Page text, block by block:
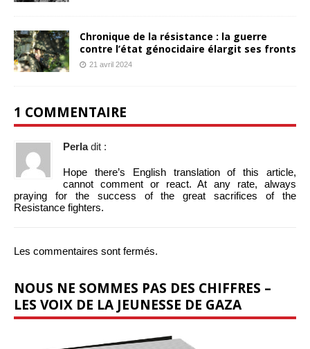
Chronique de la résistance : la guerre
contre l’état génocidaire élargit ses fronts
21 avril 2024
1 COMMENTAIRE
Perla dit :
Hope there’s English translation of this article,
cannot comment or react. At any rate, always
praying for the success of the great sacrifices of the
Resistance fighters.
Les commentaires sont fermés.
NOUS NE SOMMES PAS DES CHIFFRES –
LES VOIX DE LA JEUNESSE DE GAZA